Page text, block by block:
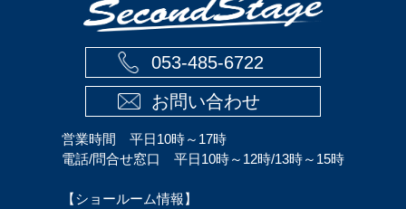
053-485-6722
お問い合わせ
営業時間 平日10時～17時
電話/問合せ窓口 平日10時～12時/13時～15時
【ショールーム情報】